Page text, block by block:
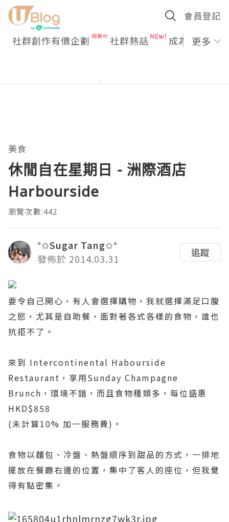
會員登記
社群創作有價企劃 社群熱話 成為U更多
美食
休閒自在星期日 - 洲際酒店
Harbourside
瀏覽次數:442
°✩Sugar Tang✩°
發佈於 2014.03.31
追蹤
要令自己開心，有人會選擇購物，我就選擇滿足口腹
之慾，尤其是自助餐，面對著各式各樣的食物，誰也
抗拒不了。
來到 Intercontinental Habourside
Restaurant ，享用Sunday Champagne
Brunch ，環境不錯，而且食物種類多，每位盛惠
HKD$858
(未計算10% 加一服務費) 。
食物以麵包、冷盤、熱盤順序到甜品的方式，一排地
擺放在餐廳右邊的位置，集中了客人的座位，但我覺
得有點密集。